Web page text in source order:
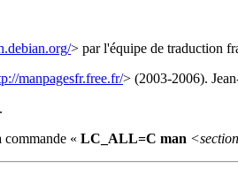
> par l'équipe de traduction
manpagesfr.free.fr/> (2003-2006).
commande « LC_ALL=C man